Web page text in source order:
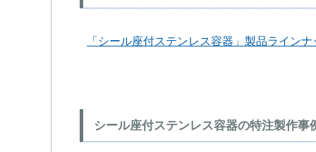
「シール座付ステンレス容器」製品ライン
シール座付ステンレス容器の特注製作事